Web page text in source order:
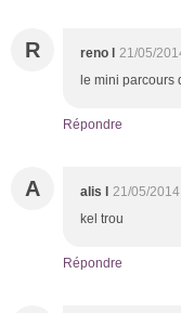
R reno l 21/05/
le mini parcours
Répondre
A alis l 21/05/
kel trou
Répondre